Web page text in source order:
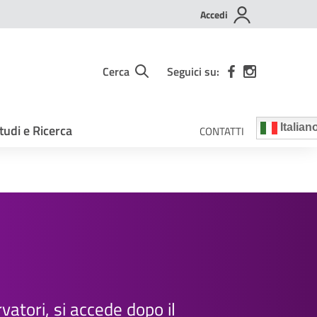
Accedi
Cerca Seguici su:
e Ricerca CONTATTI
si accede dopo il